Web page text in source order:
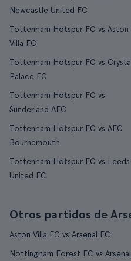
Newcastle United FC
Tottenham Hotspur FC vs Aston
Villa FC
Tottenham Hotspur FC vs
Palace FC
Tottenham Hotspur FC vs
Sunderland AFC
Tottenham Hotspur FC vs AFC
Bournemouth
Tottenham Hotspur FC vs Leeds
United FC
Otros partidos de
Aston Villa FC vs Arsenal FC
Nottingham Forest FC vs Arsenal